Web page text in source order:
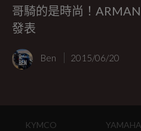
哥騎的是時尚！
發表
Ben 2015/06/20
KYMCO
YAMAHA